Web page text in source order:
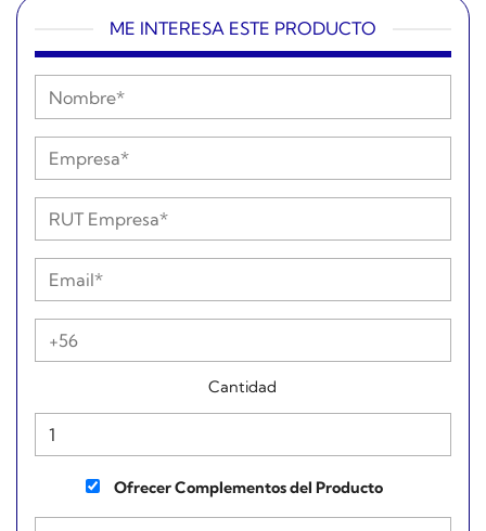
ME INTERESA ESTE PRODUCTO
Cantidad
Ofrecer Complementos del Producto